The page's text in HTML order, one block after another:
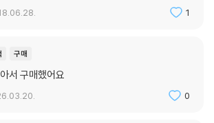
1
구매
서 구매했어요
0